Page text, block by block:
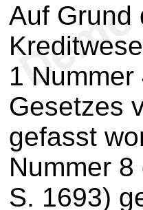
Auf Grund
1
Gesetzes
gefasst
Nummer
S. 1693)